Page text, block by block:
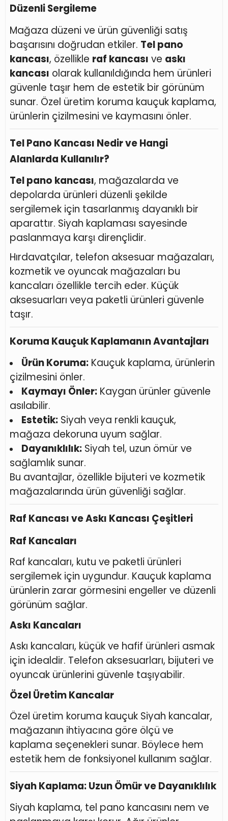
Düzenli Sergileme
Mağaza düzeni ve ürün güvenliği satış
başarısını doğrudan etkiler. Tel pano
kancası, özellikle raf kancası ve askı
kancası olarak kullanıldığında hem ürünleri
güvenle taşır hem de estetik bir görünüm
sunar. Özel üretim koruma kauçuk kaplama,
ürünlerin çizilmesini ve kaymasını önler.
Tel Pano Kancası Nedir ve Hangi
Alanlarda Kullanılır?
Tel pano kancası, mağazalarda ve
depolarda ürünleri düzenli şekilde
sergilemek için tasarlanmış dayanıklı bir
aparattır. Siyah kaplaması sayesinde
paslanmaya karşı dirençlidir.
Hırdavatçılar, telefon aksesuar mağazaları,
kozmetik ve oyuncak mağazaları bu
kancaları özellikle tercih eder. Küçük
aksesuarları veya paketli ürünleri güvenle
taşır.
Koruma Kauçuk Kaplamanın Avantajları
Ürün Koruma: Kauçuk kaplama, ürünlerin
çizilmesini önler.
Kaymayı Önler: Kaygan ürünler güvenle
asılabilir.
Estetik: Siyah veya renkli kauçuk,
mağaza dekoruna uyum sağlar.
Dayanıklılık: Siyah tel, uzun ömür ve
sağlamlık sunar.
Bu avantajlar, özellikle bijuteri ve kozmetik
mağazalarında ürün güvenliği sağlar.
Raf Kancası ve Askı Kancası Çeşitleri
Raf Kancaları
Raf kancaları, kutu ve paketli ürünleri
sergilemek için uygundur. Kauçuk kaplama
ürünlerin zarar görmesini engeller ve düzenli
görünüm sağlar.
Askı Kancaları
Askı kancaları, küçük ve hafif ürünleri asmak
için idealdir. Telefon aksesuarları, bijuteri ve
oyuncak ürünlerini güvenle taşıyabilir.
Özel Üretim Kancalar
Özel üretim koruma kauçuk Siyah kancalar,
mağazanın ihtiyacına göre ölçü ve
kaplama seçenekleri sunar. Böylece hem
estetik hem de fonksiyonel kullanım sağlar.
Siyah Kaplama: Uzun Ömür ve Dayanıklılık
Siyah kaplama, tel pano kancasını nem ve